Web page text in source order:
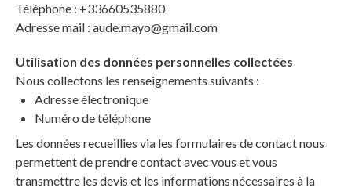
Téléphone : +33660535880
Adresse mail : aude.mayo@gmail.com
Utilisation des données personnelles collectées
Nous collectons les renseignements suivants :
Adresse électronique
Numéro de téléphone
Les données recueillies via les formulaires de contact nous
permettent de prendre contact avec vous et vous
transmettre les devis et les informations nécessaires à la